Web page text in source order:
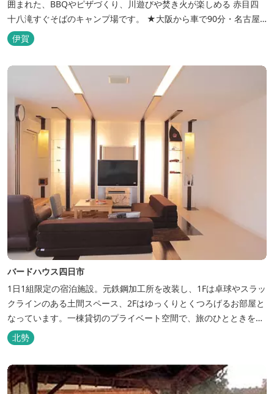
囲まれた、BBQやピザづくり、川遊びや焚き火が楽しめる 赤目四
十八滝すぐそばのキャンプ場です。 ★大阪から車で90分・名古屋
から120分の好アクセス！ ★専用テラス付きバンガローでは、BBQ
をしながら子どもが川遊びをしているのが見れる！ ★Wi-Fiがつな
がります！ ★日帰りBBQや大人数での研修も...
伊賀
バードハウス四日市
1日1組限定の宿泊施設。元鉄鋼加工所を改装し、1Fは卓球やスラッ
クラインのある土間スペース、2Fはゆっくりとくつろげるお部屋と
なっています。一棟貸切のプライベート空間で、旅のひとときを過
ごしてみては。
北勢